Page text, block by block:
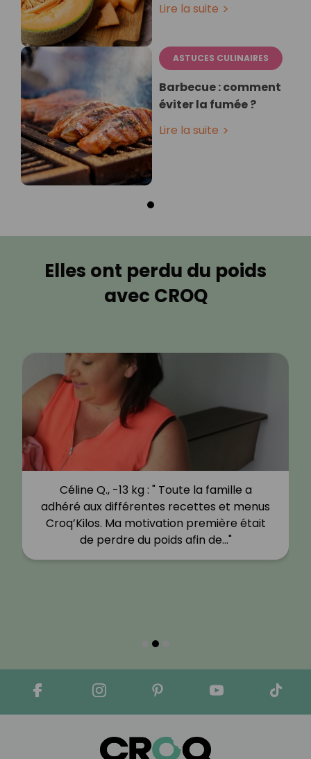
Lire la suite
ASTUCES CULINAIRES
Barbecue : comment
éviter la fumée ?
Lire la suite
Elles ont perdu du poids
avec CROQ
Céline Q., -13 kg : " Toute la famille a
adhéré aux différentes recettes et menus
Croq’Kilos. Ma motivation première était
de perdre du poids afin de…"